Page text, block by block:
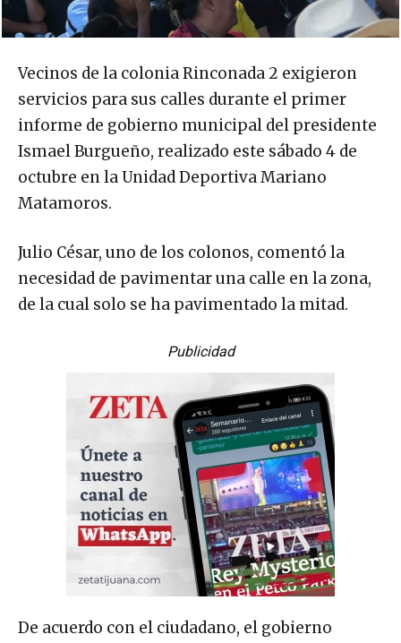
Vecinos de la colonia Rinconada 2 exigieron
servicios para sus calles durante el primer
informe de gobierno municipal del presidente
Ismael Burgueño, realizado este sábado 4 de
octubre en la Unidad Deportiva Mariano
Matamoros.
Julio César, uno de los colonos, comentó la
necesidad de pavimentar una calle en la zona,
de la cual solo se ha pavimentado la mitad.
Publicidad
De acuerdo con el ciudadano, el gobierno